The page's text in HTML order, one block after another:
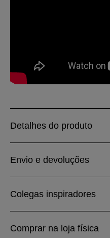
Detalhes do produto
Envio e devoluções
Colegas inspiradores
Comprar na loja física